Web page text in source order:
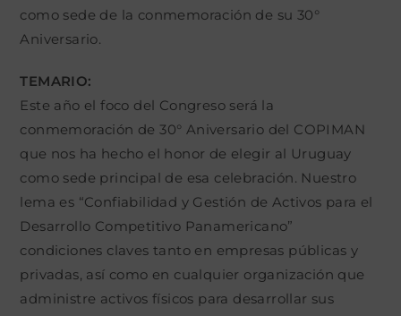
como sede de la conmemoración de su 30°
Aniversario.
TEMARIO:
Este año el foco del Congreso será la
conmemoración de 30° Aniversario del COPIMAN
que nos ha hecho el honor de elegir al Uruguay
como sede principal de esa celebración. Nuestro
lema es “Confiabilidad y Gestión de Activos para el
Desarrollo Competitivo Panamericano”
condiciones claves tanto en empresas públicas y
privadas, así como en cualquier organización que
administre activos físicos para desarrollar sus